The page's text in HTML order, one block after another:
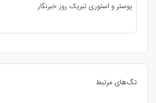
تگ‌های مرتبط
پوستر و استوری تبریک روز خبرنگار